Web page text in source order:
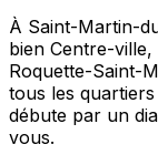
À Saint-Martin-
bien Centre-
Roquette-Saint-
tous les
débute par un
vous.